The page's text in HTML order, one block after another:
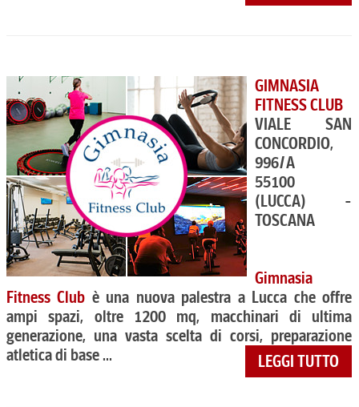
GIMNASIA
FITNESS CLUB
VIALE SAN
CONCORDIO,
996/A
55100
(LUCCA) -
TOSCANA
Gimnasia
Fitness Club è una nuova palestra a Lucca che offre
ampi spazi, oltre 1200 mq, macchinari di ultima
generazione, una vasta scelta di corsi, preparazione
atletica di base ...
LEGGI TUTTO